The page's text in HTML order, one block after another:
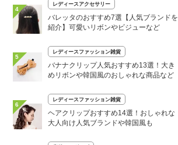
4
レディースアクセサリー
バレッタのおすすめ7選【人気ブランドを
紹介】可愛いリボンやビジューなど
5
レディースファッション雑貨
バナナクリップ人気おすすめ13選！大き
めリボンや韓国風のおしゃれな商品など
6
レディースファッション雑貨
ヘアクリップおすすめ14選！おしゃれな
大人向け人気ブランドや韓国風も